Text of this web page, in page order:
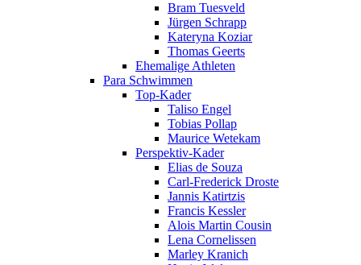
Bram Tuesveld
Jürgen Schrapp
Kateryna Koziar
Thomas Geerts
Ehemalige Athleten
Para Schwimmen
Top-Kader
Taliso Engel
Tobias Pollap
Maurice Wetekam
Perspektiv-Kader
Elias de Souza
Carl-Frederick Droste
Jannis Katirtzis
Francis Kessler
Alois Martin Cousin
Lena Cornelissen
Marley Kranich